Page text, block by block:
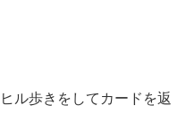
ル歩きをしてカードを返